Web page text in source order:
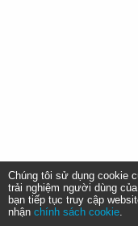
Chúng tôi sử dụng cookie
trải nghiệm người dùng
bạn tiếp tục truy cập
nhận chính sách cookie.